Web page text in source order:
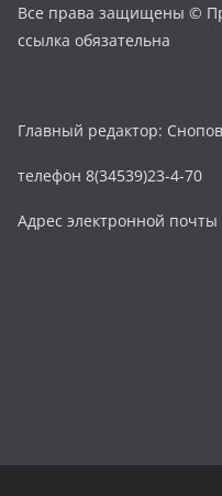
Все права защищены ©
ссылка обязательна
Главный редактор:
телефон 8(34539)23-4-70
Адрес электронной